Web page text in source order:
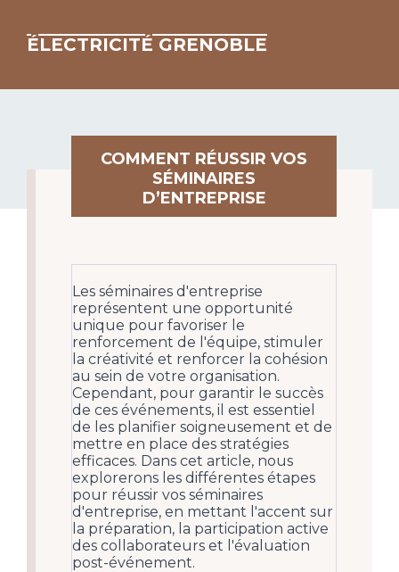
ÉLECTRICITÉ GRENOBLE
COMMENT RÉUSSIR VOS
SÉMINAIRES
D’ENTREPRISE
Les séminaires d'entreprise
représentent une opportunité
unique pour favoriser le
renforcement de l'équipe, stimuler
la créativité et renforcer la cohésion
au sein de votre organisation.
Cependant, pour garantir le succès
de ces événements, il est essentiel
de les planifier soigneusement et de
mettre en place des stratégies
efficaces. Dans cet article, nous
explorerons les différentes étapes
pour réussir vos séminaires
d'entreprise, en mettant l'accent sur
la préparation, la participation active
des collaborateurs et l'évaluation
post-événement.